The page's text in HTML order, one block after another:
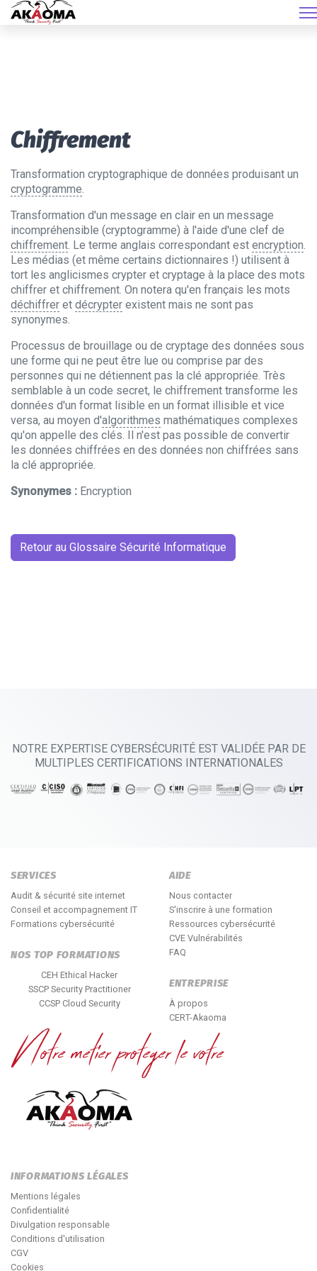
Chiffrement
Transformation cryptographique de données produisant un
cryptogramme.
Transformation d'un message en clair en un message
incompréhensible (cryptogramme) à l'aide d'une clef de
chiffrement. Le terme anglais correspondant est encryption.
Les médias (et même certains dictionnaires !) utilisent à
tort les anglicismes crypter et cryptage à la place des mots
chiffrer et chiffrement. On notera qu'en français les mots
déchiffrer et décrypter existent mais ne sont pas
synonymes.
Processus de brouillage ou de cryptage des données sous
une forme qui ne peut être lue ou comprise par des
personnes qui ne détiennent pas la clé appropriée. Très
semblable à un code secret, le chiffrement transforme les
données d'un format lisible en un format illisible et vice
versa, au moyen d'algorithmes mathématiques complexes
qu'on appelle des clés. Il n'est pas possible de convertir
les données chiffrées en des données non chiffrées sans
la clé appropriée.
Synonymes : Encryption
Retour au Glossaire Sécurité Informatique
NOTRE EXPERTISE CYBERSÉCURITÉ EST VALIDÉE PAR DE
MULTIPLES CERTIFICATIONS INTERNATIONALES
SERVICES
Audit & sécurité site internet
Conseil et accompagnement IT
Formations cybersécurité
NOS TOP FORMATIONS
CEH Ethical Hacker
SSCP Security Practitioner
CCSP Cloud Security
AIDE
Nous contacter
S'inscrire à une formation
Ressources cybersécurité
CVE Vulnérabilités
FAQ
ENTREPRISE
À propos
CERT-Akaoma
INFORMATIONS LÉGALES
Mentions légales
Confidentialité
Divulgation responsable
Conditions d'utilisation
CGV
Cookies